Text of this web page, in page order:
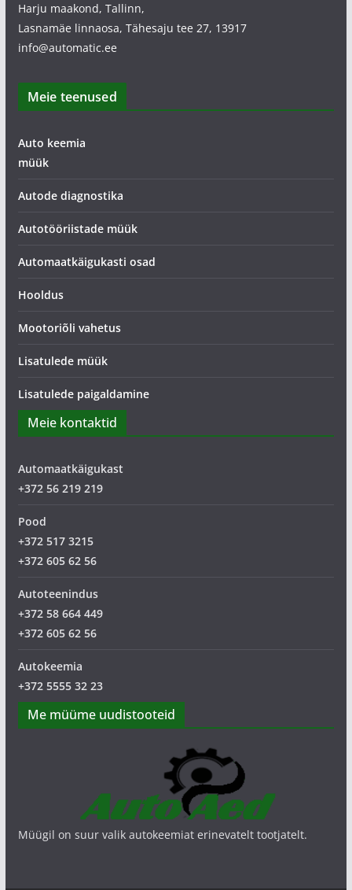
Harju maakond, Tallinn,
Lasnamäe linnaosa, Tähesaju tee 27, 13917
info@automatic.ee
Meie teenused
Auto keemia
müük
Autode diagnostika
Autotööriistade müük
Automaatkäigukasti osad
Hooldus
Mootoriõli vahetus
Lisatulede müük
Lisatulede paigaldamine
Meie kontaktid
Automaatkäigukast
+372 56 219 219
Pood
+372 517 3215
+372 605 62 56
Autoteenindus
+372 58 664 449
+372 605 62 56
Autokeemia
+372 5555 32 23
Me müüme uudistooteid
Müügil on suur valik autokeemiat erinevatelt tootjatelt.